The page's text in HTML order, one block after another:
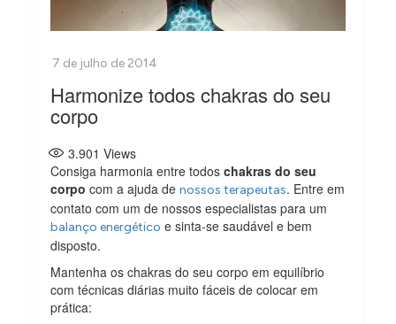
Harmonize todos chakras do seu
corpo
3.901 Views
Consiga harmonia entre todoschakras do seu
corpo com a ajuda denossos terapeutas. Entre em
contato com um de nossos especialistas para um
balanço energético e sinta-se saudável e bem
disposto.
Mantenha os chakras do seu corpo em equilíbrio
com técnicas diárias muito fáceis de colocar em
prática: